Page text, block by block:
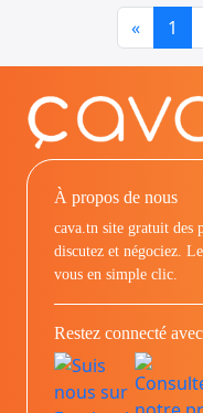
« 1
À propos de nous
cava.tn site gratuit des
discutez et négociez.
vous en simple clic.
Restez connecté